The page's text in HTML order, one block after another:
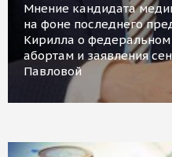
Мнение кандидата
на фоне последнего
Кирилла о федеральном
абортам и заявления
Павловой